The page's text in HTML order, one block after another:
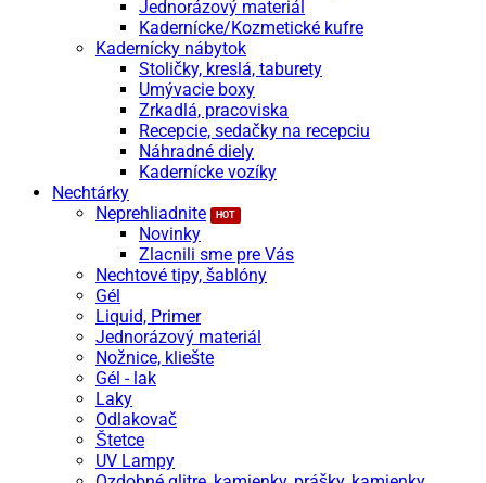
Jednorázový materiál
Kadernícke/Kozmetické kufre
Kadernícky nábytok
Stoličky, kreslá, taburety
Umývacie boxy
Zrkadlá, pracoviska
Recepcie, sedačky na recepciu
Náhradné diely
Kadernícke vozíky
Nechtárky
Neprehliadnite
Novinky
Zlacnili sme pre Vás
Nechtové tipy, šablóny
Gél
Liquid, Primer
Jednorázový materiál
Nožnice, kliešte
Gél - lak
Laky
Odlakovač
Štetce
UV Lampy